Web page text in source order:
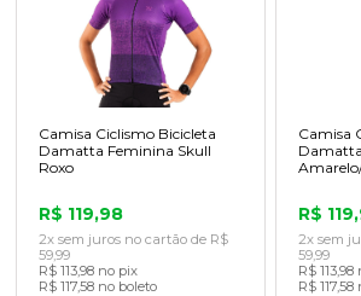
Camisa Ciclismo Bicicleta
Damatta Feminina Skull
Roxo
R$ 119,98
2x sem juros no cartão de R$
59,99
R$ 113,98 no pix
R$ 117,58 no boleto
Camisa
R$
2x sem
59,99
R$
R$